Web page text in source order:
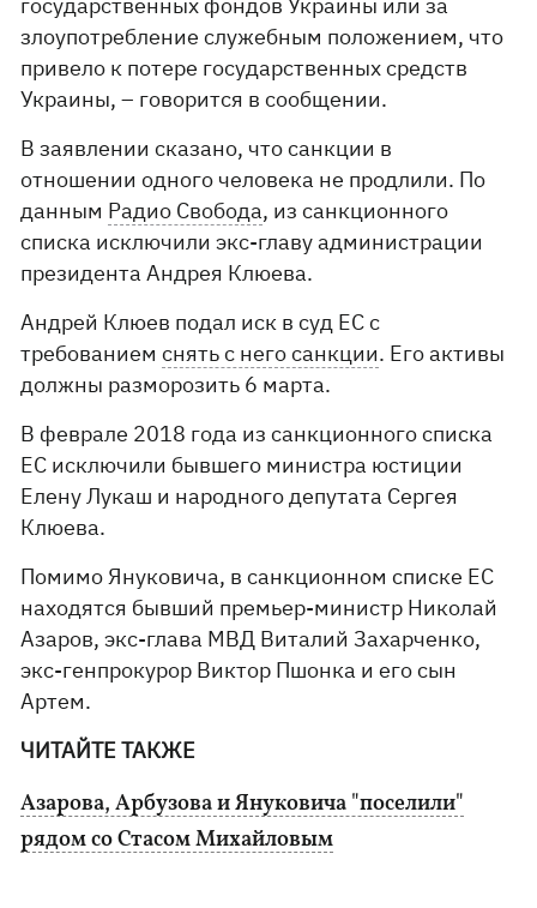
злоупотребление служебным положением, что
привело к потере государственных средств
Украины, – говорится в сообщении.
В заявлении сказано, что санкции в
отношении одного человека не продлили. По
данным Радио Свобода, из санкционного
списка исключили экс-главу администрации
президента Андрея Клюева.
Андрей Клюев подал иск в суд ЕС с
требованиемснять с него санкции. Его активы
должны разморозить 6 марта.
В феврале 2018 года из санкционного списка
ЕС исключили бывшего министра юстиции
Елену Лукаш и народного депутата Сергея
Клюева.
Помимо Януковича, в санкционном списке ЕС
находятся бывший премьер-министр Николай
Азаров, экс-глава МВД Виталий Захарченко,
экс-генпрокурор Виктор Пшонка и его сын
Артем.
ЧИТАЙТЕ ТАКЖЕ
Азарова, Арбузова и Януковича "поселили"
рядом со Стасом Михайловым